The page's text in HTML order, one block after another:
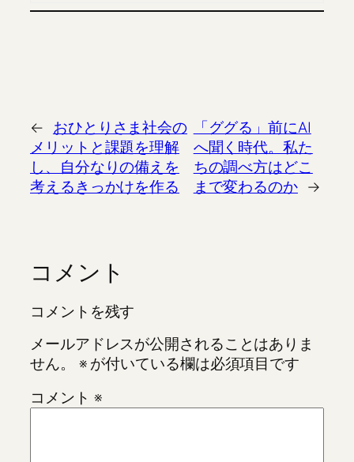
←
おひとりさま社会の
メリットと課題を理解
し、自分なりの備えを
考えるきっかけを作る
「ググる」前にAI
へ聞く時代。私た
ちの調べ方はどこ
まで変わるのか →
コメント
コメントを残す
メールアドレスが公開されることはありま
せん。
※が付いている欄は必須項目です
コメント ※